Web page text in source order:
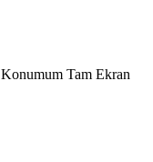
Konumum Tam Ekran